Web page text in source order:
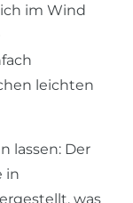
im Wind
leichten
lassen: Der
in
was